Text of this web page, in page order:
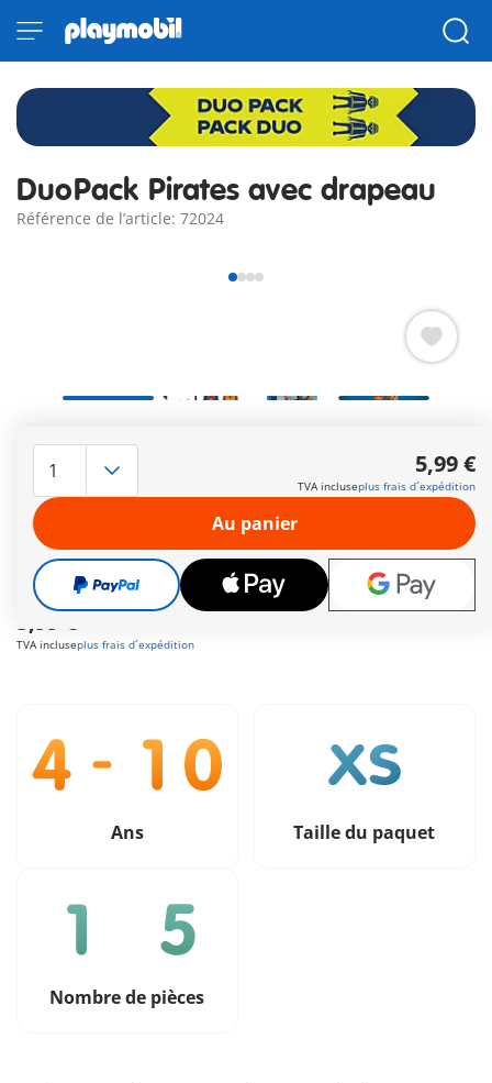
DuoPack Pirates avec drapeau
Référence de l’article: 72024
l’un brandit son pistolet, l’autre son sabre et son drapeau. Le
prochain duel est sur le point de commencer !
Autres informations
Le délai de livraison est actuellement de 2 à 4 jours
ouvrés
Livraison gratuite à partir de 40 €
5,99 €
TVA incluseplus frais d´expédition
5,99 €
TVA incluseplus frais d´expédition
Au panier
Ans Taille du paquet
Nombre de pièces